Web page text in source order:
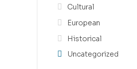
Cultural
European
Historical
Uncategorized